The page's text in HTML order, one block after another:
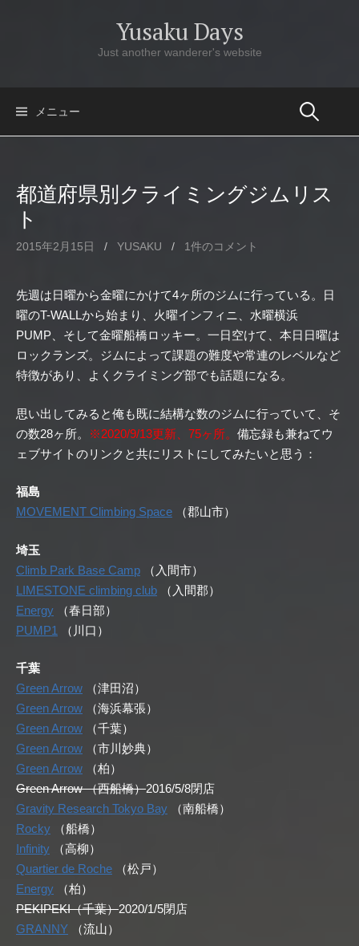
Yusaku Days
Just another wanderer's website
メニュー
都道府県別クライミングジムリス
ト
2015年2月15日 / YUSAKU / 1件のコメント
先週は日曜から金曜にかけて4ヶ所のジムに行っている。日
曜のT-WALLから始まり、火曜インフィニ、水曜横浜
PUMP、そして金曜船橋ロッキー。一日空けて、本日日曜は
ロックランズ。ジムによって課題の難度や常連のレベルなど
特徴があり、よくクライミング部でも話題になる。
思い出してみると俺も既に結構な数のジムに行っていて、そ
の数28ヶ所。
※2020/9/13更新、75ヶ所。 備忘録も兼ねてウ
ェブサイトのリンクと共にリストにしてみたいと思う：
福島
MOVEMENT Climbing Space （郡山市）
埼玉
Climb Park Base Camp （入間市）
LIMESTONE climbing club （入間郡）
Energy （春日部）
PUMP1
（川口）
千葉
Green Arrow （津田沼）
Green Arrow （海浜幕張）
Green Arrow （千葉）
Green Arrow （市川妙典）
Green Arrow （柏）
Green Arrow （西船橋）2016/5/8閉店
Gravity Research Tokyo Bay （南船橋）
Rocky （船橋）
Infinity （高柳）
Quartier de Roche （松戸）
Energy （柏）
PEKIPEKI（千葉）2020/1/5閉店
GRANNY （流山）